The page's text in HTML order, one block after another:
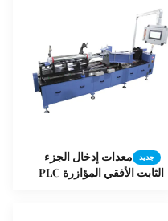
تصنيع محركات المضخة الغارقة
جديد
معدات إدخال الجزء
الثابت الأفقي المؤازرة PLC